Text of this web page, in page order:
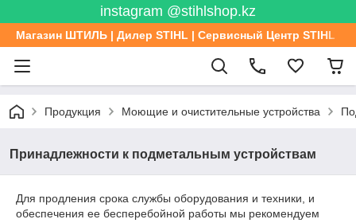
instagram @stihlshop.kz
Магазин ШТИЛЬ | Дилер STIHL | Сервисный Центр STIHL
Продукция Моющие и очистительные устройства
Принадлежности к подметальным устройствам
Для продления срока службы оборудования и техники, и
обеспечения ее бесперебойной работы мы рекомендуем